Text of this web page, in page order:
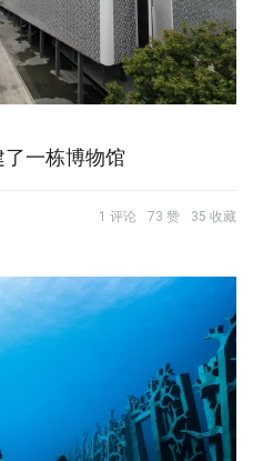
一栋博物馆
1 评论 73 赞 35 收藏